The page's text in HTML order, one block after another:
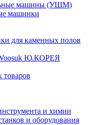
машины (УШМ)
машинки
для каменных полов
Ю.КОРЕЯ
и химии
и оборудования